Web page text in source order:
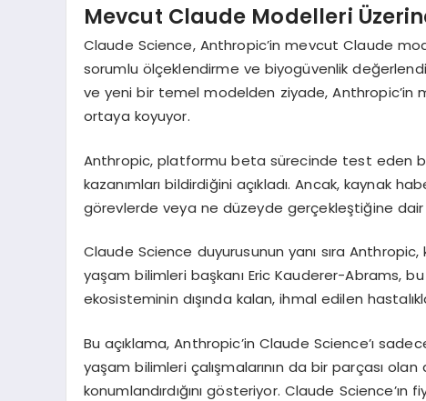
Mevcut Claude Modelleri
Claude Science, Anthropic’in mevcut Claude
sorumlu ölçeklendirme ve biyogüvenlik
ve yeni bir temel modelden ziyade, Anthropic’in
ortaya koyuyor.
Anthropic, platformu beta sürecinde test eden
kazanımları bildirdiğini açıkladı. Ancak, kaynak
görevlerde veya ne düzeyde gerçekleştiğine dair
Claude Science duyurusunun yanı sıra
yaşam bilimleri başkanı Eric Kauderer-Abrams,
ekosisteminin dışında kalan, ihmal edilen
Bu açıklama, Anthropic’in Claude Science’ı
yaşam bilimleri çalışmalarının da bir parçası
konumlandırdığını gösteriyor. Claude